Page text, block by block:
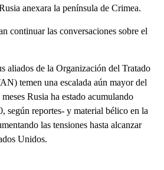
anexara la península de Crimea.
continuar las conversaciones sobre el
aliados de la Organización del Tratado
temen una escalada aún mayor del
Rusia ha estado acumulando
según reportes- y material bélico en la
las tensiones hasta alcanzar
Unidos.